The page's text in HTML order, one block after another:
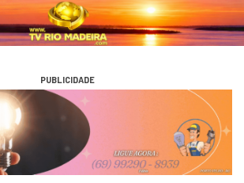
PUBLICIDADE